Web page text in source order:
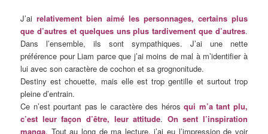
J’airelativement bien aimé les personnages, certains plus
que d’autres et quelques uns plus tardivement que d’autres.
Dans l’ensemble, ils sont sympathiques. J’ai une nette
préférence pour Liam parce que j’ai moins de mal à m’identifier à
lui avec son caractère de cochon et sa grognonitude.
Destiny est chouette, mais elle est trop gentille et surtout trop
pleine d’entrain.
Ce n’est pourtant pas le caractère des hérosqui m’a tant plu,
c’est leur façon d’être, leur attitude. On sent l’inspiration
manga. Tout au long de ma lecture, j’ai eu l’impression de voir